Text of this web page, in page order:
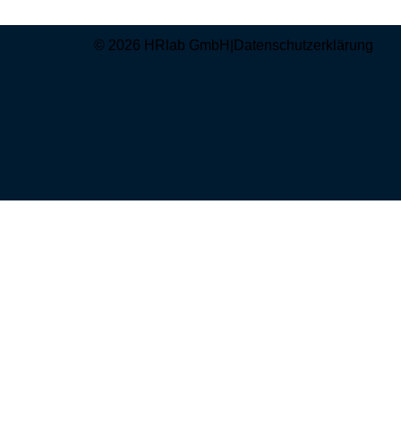
© 2026 HRlab GmbH Datenschutzerklärung